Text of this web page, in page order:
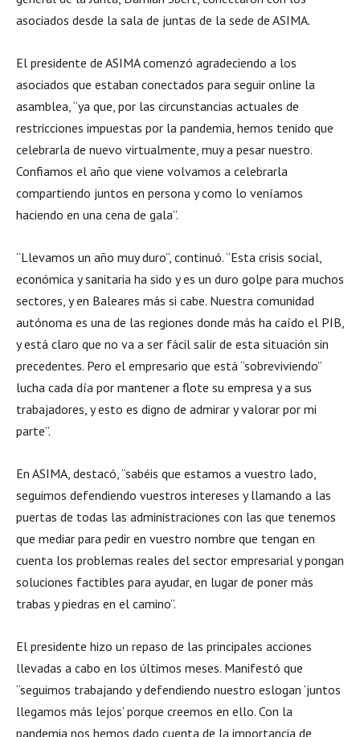
asociados desde la sala de juntas de la sede de ASIMA.
El presidente de ASIMA comenzó agradeciendo a los
asociados que estaban conectados para seguir online la
asamblea, “ya que, por las circunstancias actuales de
restricciones impuestas por la pandemia, hemos tenido que
celebrarla de nuevo virtualmente, muy a pesar nuestro.
Confiamos el año que viene volvamos a celebrarla
compartiendo juntos en persona y como lo veníamos
haciendo en una cena de gala”.
“Llevamos un año muy duro”, continuó. “Esta crisis social,
económica y sanitaria ha sido y es un duro golpe para muchos
sectores, y en Baleares más si cabe. Nuestra comunidad
autónoma es una de las regiones donde más ha caído el PIB,
y está claro que no va a ser fácil salir de esta situación sin
precedentes. Pero el empresario que está “sobreviviendo”
lucha cada día por mantener a flote su empresa y a sus
trabajadores, y esto es digno de admirar y valorar por mi
parte”.
En ASIMA, destacó, “sabéis que estamos a vuestro lado,
seguimos defendiendo vuestros intereses y llamando a las
puertas de todas las administraciones con las que tenemos
que mediar para pedir en vuestro nombre que tengan en
cuenta los problemas reales del sector empresarial y pongan
soluciones factibles para ayudar, en lugar de poner más
trabas y piedras en el camino”.
El presidente hizo un repaso de las principales acciones
llevadas a cabo en los últimos meses. Manifestó que
“seguimos trabajando y defendiendo nuestro eslogan ‘juntos
llegamos más lejos’ porque creemos en ello. Con la
pandemia nos hemos dado cuenta de la importancia de